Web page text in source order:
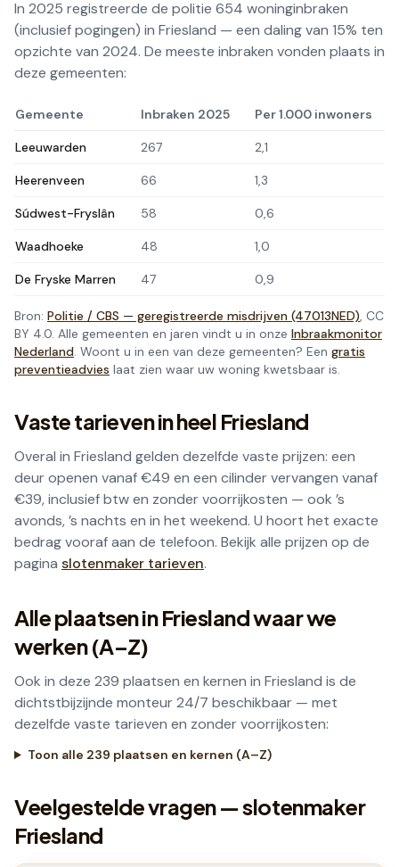
In 2025 registreerde de politie 654 woninginbraken
(inclusief pogingen) in Friesland — een dalingvan 15% ten
opzichte van 2024. De meeste inbraken vonden plaats in
deze gemeenten:
Gemeente Inbraken 2025 Per 1.000 inwoners
Leeuwarden 267 2,1
Heerenveen 66 1,3
Súdwest-Fryslân 58 0,6
Waadhoeke 48 1,0
De Fryske Marren 47 0,9
Bron: Politie / CBS — geregistreerde misdrijven (47013NED), CC
BY 4.0. Alle gemeenten en jaren vindt u in onze Inbraakmonitor
Nederland. Woont u in een van deze gemeenten? Een gratis
preventieadvies laat zien waar uw woning kwetsbaar is.
Vaste tarieven in heel Friesland
Overal in Friesland gelden dezelfde vaste prijzen: een
deur openen vanaf €49 en een cilinder vervangen vanaf
€39, inclusief btw en zonder voorrijkosten — ook ’s
avonds, ’s nachts en in het weekend. U hoort het exacte
bedrag vooraf aan de telefoon. Bekijk alle prijzen op de
pagina slotenmaker tarieven.
Alle plaatsen inFrieslandwaar we
werken (A–Z)
Ook in deze 239 plaatsen en kernen in Friesland is de
dichtstbijzijnde monteur 24/7 beschikbaar — met
dezelfde vaste tarieven en zonder voorrijkosten:
Toon alle 239 plaatsen en kernen (A–Z)
Veelgestelde vragen — slotenmaker
Friesland